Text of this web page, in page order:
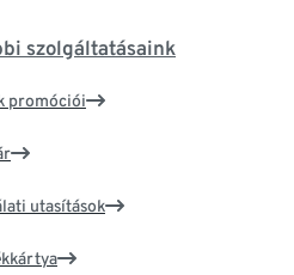
szolgáltatásaink
promóciói
utasítások